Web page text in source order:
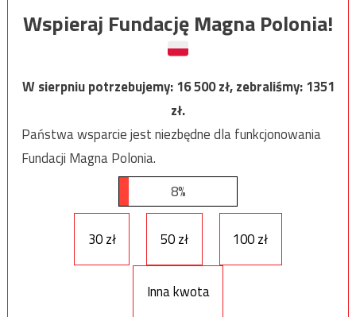
Wspieraj Fundację Magna Polonia!
W sierpniu potrzebujemy:16 500zł, zebraliśmy:1351
zł.
Państwa wsparcie jest niezbędne dla funkcjonowania
Fundacji Magna Polonia.
8%
30 zł 50 zł 100 zł
Inna kwota